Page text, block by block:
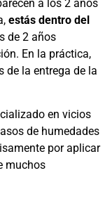
a los 2 años
estás dentro del
de 2 años
En la práctica,
de la entrega de la
en vicios
de humedades
por aplicar
muchos